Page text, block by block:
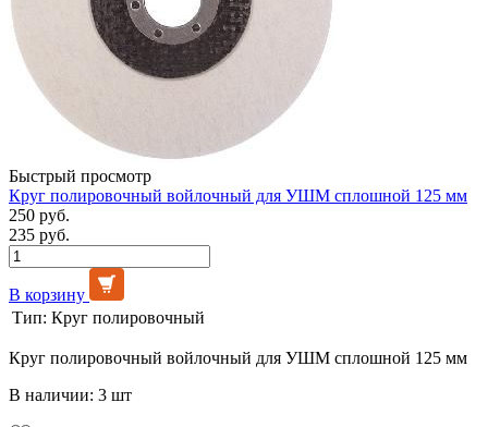
Быстрый просмотр
Круг полировочный войлочный для УШМ сплошной 125 мм
250 руб.
235 руб.
В корзину
Тип: Круг полировочный
Круг полировочный войлочный для УШМ сплошной 125 мм
В наличии: 3 шт